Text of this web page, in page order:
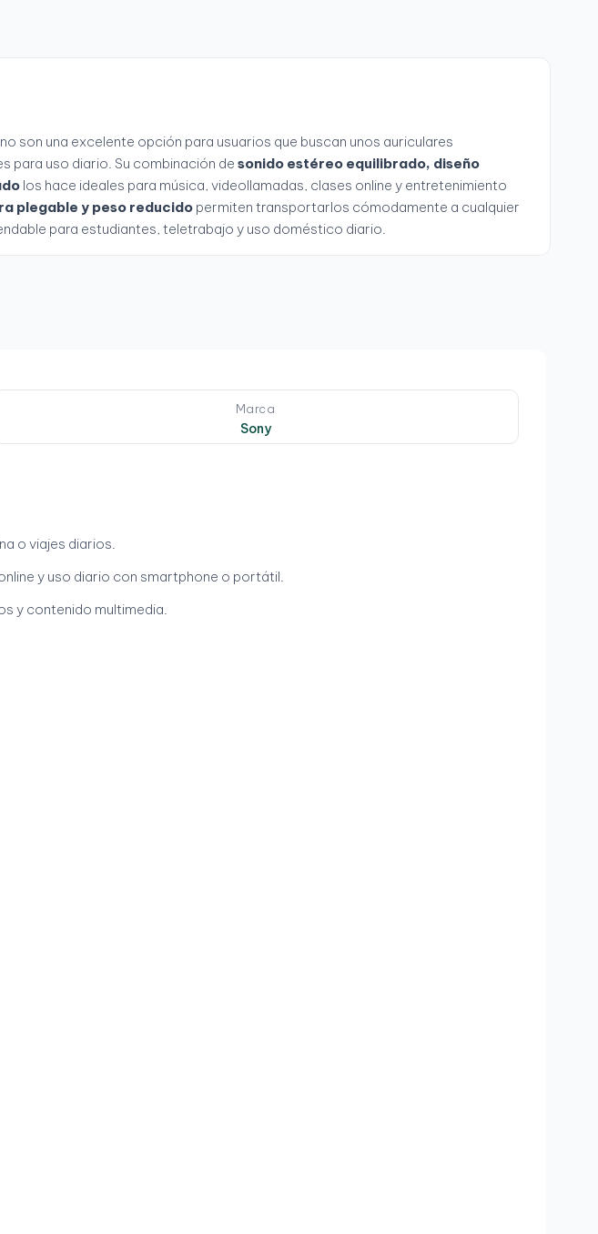
son una excelente opción para usuarios que buscan unos auriculares
para uso diario. Su combinación de sonido estéreo equilibrado, diseño
los hace ideales para música, videollamadas, clases online y entretenimiento
plegable y peso reducidopermiten transportarlos cómodamente a cualquier
para estudiantes, teletrabajo y uso doméstico diario.
Marca
Sony
o viajes diarios.
y uso diario con smartphone o portátil.
y contenido multimedia.